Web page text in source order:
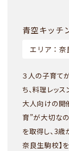
青空キッ
エリア：奈
３人の子育て
ち、料理レッ
大人向けの開
育”が大切な
を取得し、3
奈良生駒校】